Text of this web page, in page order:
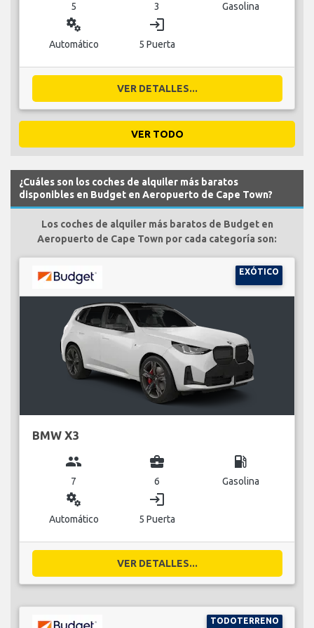
5 3 Gasolina
miscellaneous_services
Automático
login
5 Puerta
VER DETALLES...
VER TODO
¿Cuáles son los coches de alquiler más baratos
disponibles en Budget en Aeropuerto de Cape Town?
Los coches de alquiler más baratos de Budget en
Aeropuerto de Cape Town por cada categoría son:
EXÓTICO
BMW X3
group
7
business_center
6
local_gas_station
Gasolina
miscellaneous_services
Automático
login
5 Puerta
VER DETALLES...
TODOTERRENO